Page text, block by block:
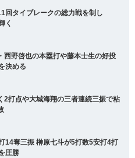
回タイブレークの総力戦を制し
く
西野啓也の本塁打や藤本士生の好投
決める
2打点や大城海翔の三者連続三振で粘
14奪三振 榊原七斗が5打数5安打4打
圧勝